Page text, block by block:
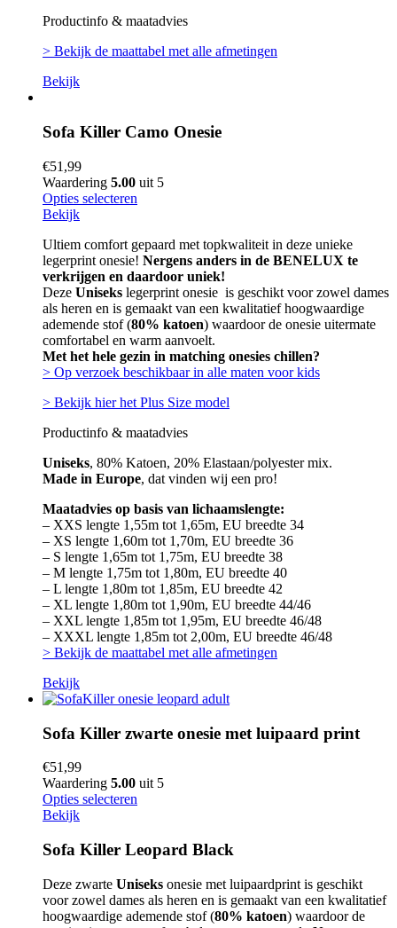
Productinfo & maatadvies
> Bekijk de maattabel met alle afmetingen
Bekijk
Sofa Killer Camo Onesie
€51,99
Waardering 5.00 uit 5
Opties selecteren
Bekijk
Ultiem comfort gepaard met topkwaliteit in deze unieke
legerprint onesie! Nergens anders in de BENELUX te
verkrijgen en daardoor uniek!
Deze Uniseks legerprint onesie is geschikt voor zowel dames
als heren en is gemaakt van een kwalitatief hoogwaardige
ademende stof (80% katoen) waardoor de onesie uitermate
comfortabel en warm aanvoelt.
Met het hele gezin in matching onesies chillen?
> Op verzoek beschikbaar in alle maten voor kids
> Bekijk hier het Plus Size model
Productinfo & maatadvies
Uniseks, 80% Katoen, 20% Elastaan/polyester mix.
Made in Europe, dat vinden wij een pro!
Maatadvies op basis van lichaamslengte:
– XXS lengte 1,55m tot 1,65m, EU breedte 34
– XS lengte 1,60m tot 1,70m, EU breedte 36
– S lengte 1,65m tot 1,75m, EU breedte 38
– M lengte 1,75m tot 1,80m, EU breedte 40
– L lengte 1,80m tot 1,85m, EU breedte 42
– XL lengte 1,80m tot 1,90m, EU breedte 44/46
– XXL lengte 1,85m tot 1,95m, EU breedte 46/48
– XXXL lengte 1,85m tot 2,00m, EU breedte 46/48
> Bekijk de maattabel met alle afmetingen
Bekijk
Sofa Killer zwarte onesie met luipaard print
€51,99
Waardering 5.00 uit 5
Opties selecteren
Bekijk
Sofa Killer Leopard Black
Deze zwarte Uniseks onesie met luipaardprint is geschikt
voor zowel dames als heren en is gemaakt van een kwalitatief
hoogwaardige ademende stof (80% katoen) waardoor de